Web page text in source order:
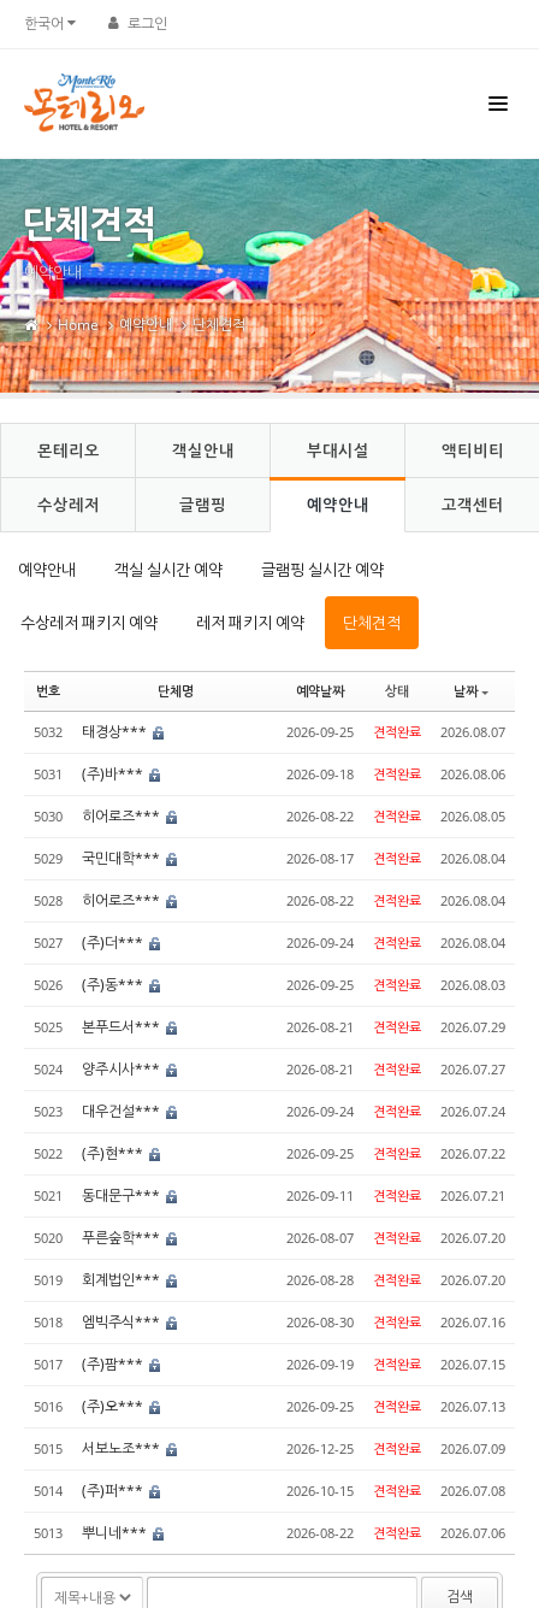
한국어 로그인
단체견적
예약안내
Home 예약안내 단체견적
몬테리오 객실안내 부대시설 액티비티
수상레저 글램핑 예약안내 고객센터
예약안내 객실 실시간 예약 글램핑 실시간 예약
수상레저 패키지 예약 레저 패키지 예약 단체견적
번호 단체명 예약날짜 상태 날짜
5032 태경상*** 2026-09-25 견적완료 2026.08.07
5031 (주)바*** 2026-09-18 견적완료 2026.08.06
5030 히어로즈*** 2026-08-22 견적완료 2026.08.05
5029 국민대학*** 2026-08-17 견적완료 2026.08.04
5028 히어로즈*** 2026-08-22 견적완료 2026.08.04
5027 (주)더*** 2026-09-24 견적완료 2026.08.04
5026 (주)동*** 2026-09-25 견적완료 2026.08.03
5025 본푸드서*** 2026-08-21 견적완료 2026.07.29
5024 양주시사*** 2026-08-21 견적완료 2026.07.27
5023 대우건설*** 2026-09-24 견적완료 2026.07.24
5022 (주)현*** 2026-09-25 견적완료 2026.07.22
5021 동대문구*** 2026-09-11 견적완료 2026.07.21
5020 푸른숲학*** 2026-08-07 견적완료 2026.07.20
5019 회계법인*** 2026-08-28 견적완료 2026.07.20
5018 엠빅주식*** 2026-08-30 견적완료 2026.07.16
5017 (주)팜*** 2026-09-19 견적완료 2026.07.15
5016 (주)오*** 2026-09-25 견적완료 2026.07.13
5015 서보노조*** 2026-12-25 견적완료 2026.07.09
5014 (주)퍼*** 2026-10-15 견적완료 2026.07.08
5013 뿌니네*** 2026-08-22 견적완료 2026.07.06
검색
Sketchbook5, 스케치북5